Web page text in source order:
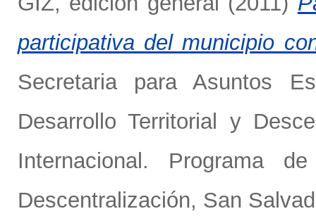
participativa del municipio
Secretaria para Asuntos
Desarrollo Territorial y
Internacional. Programa
Descentralización, San